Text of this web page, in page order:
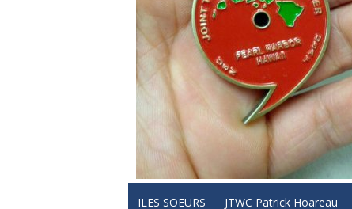
ILES SOEURS JTWC Patrick Hoareau